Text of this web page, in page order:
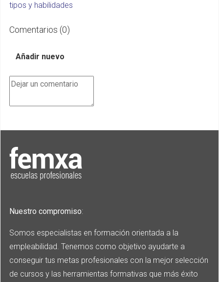
tipos y habilidades
Comentarios (0)
Añadir nuevo
Nuestro compromiso:
Somos especialistas en formación orientada a la
empleabilidad. Tenemos como objetivo ayudarte a
conseguir tus metas profesionales con la mejor selección
de cursos y las herramientas formativas que más éxito